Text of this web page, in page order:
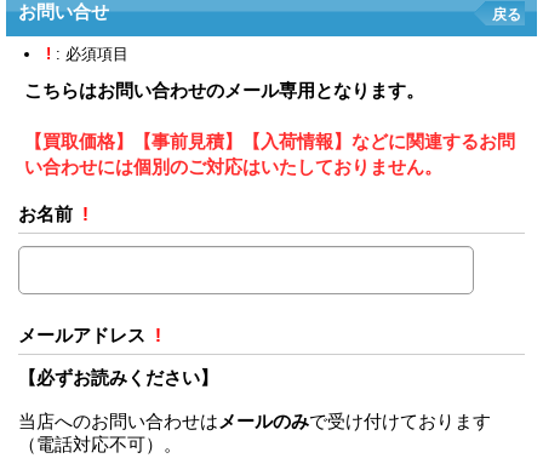
お問い合せ 戻る
! : 必須項目
こちらはお問い合わせのメール専用となります。
【買取価格】【事前見積】【入荷情報】などに関連するお問
い合わせには個別のご対応はいたしておりません。
お名前 !
メールアドレス !
【必ずお読みください】
当店へのお問い合わせは メールのみで受け付けております
（電話対応不可）。